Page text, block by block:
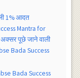
1% आदत
Mantra for
पूछे जाने वाली
Bada Success
Bada Success